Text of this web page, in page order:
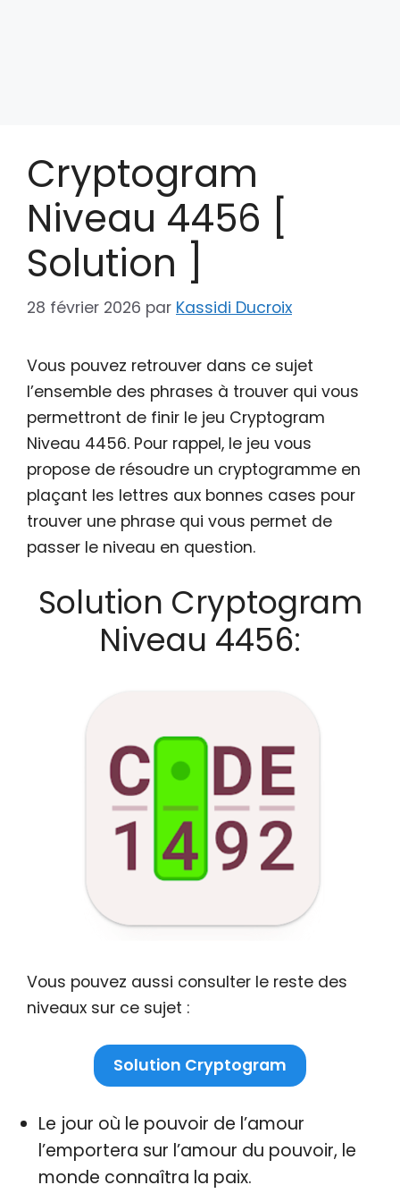
Cryptogram
Niveau 4456 [
Solution ]
28 février 2026 par Kassidi Ducroix
Vous pouvez retrouver dans ce sujet
l’ensemble des phrases à trouver qui vous
permettront de finir le jeu Cryptogram
Niveau 4456. Pour rappel, le jeu vous
propose de résoudre un cryptogramme en
plaçant les lettres aux bonnes cases pour
trouver une phrase qui vous permet de
passer le niveau en question.
Solution Cryptogram
Niveau 4456:
Vous pouvez aussi consulter le reste des
niveaux sur ce sujet :
Solution Cryptogram
Le jour où le pouvoir de l’amour
l’emportera sur l’amour du pouvoir, le
monde connaîtra la paix.